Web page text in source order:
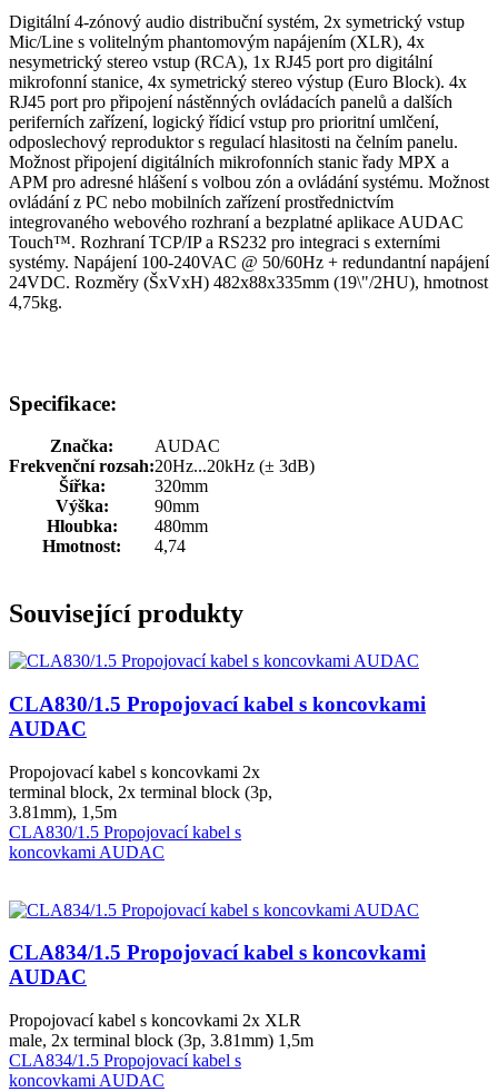
Digitální 4-zónový audio distribuční systém, 2x symetrický vstup
Mic/Line s volitelným phantomovým napájením (XLR), 4x
nesymetrický stereo vstup (RCA), 1x RJ45 port pro digitální
mikrofonní stanice, 4x symetrický stereo výstup (Euro Block). 4x
RJ45 port pro připojení nástěnných ovládacích panelů a dalších
periferních zařízení, logický řídicí vstup pro prioritní umlčení,
odposlechový reproduktor s regulací hlasitosti na čelním panelu.
Možnost připojení digitálních mikrofonních stanic řady MPX a
APM pro adresné hlášení s volbou zón a ovládání systému. Možnost
ovládání z PC nebo mobilních zařízení prostřednictvím
integrovaného webového rozhraní a bezplatné aplikace AUDAC
Touch™. Rozhraní TCP/IP a RS232 pro integraci s externími
systémy. Napájení 100-240VAC @ 50/60Hz + redundantní napájení
24VDC. Rozměry (ŠxVxH) 482x88x335mm (19\"/2HU), hmotnost
4,75kg.
Specifikace:
Značka:
AUDAC
Frekvenční rozsah:20Hz...20kHz (± 3dB)
Šířka:
320mm
Výška:
90mm
Hloubka:
480mm
Hmotnost:
4,74
Související produkty
CLA830/1.5 Propojovací kabel s koncovkami
AUDAC
Propojovací kabel s koncovkami 2x
terminal block, 2x terminal block (3p,
3.81mm), 1,5m
CLA830/1.5 Propojovací kabel s
koncovkami AUDAC
CLA834/1.5 Propojovací kabel s koncovkami
AUDAC
Propojovací kabel s koncovkami 2x XLR
male, 2x terminal block (3p, 3.81mm) 1,5m
CLA834/1.5 Propojovací kabel s
koncovkami AUDAC